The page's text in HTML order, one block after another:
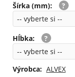
Šírka (mm):
Hĺbka:
Výrobca: ALVEX